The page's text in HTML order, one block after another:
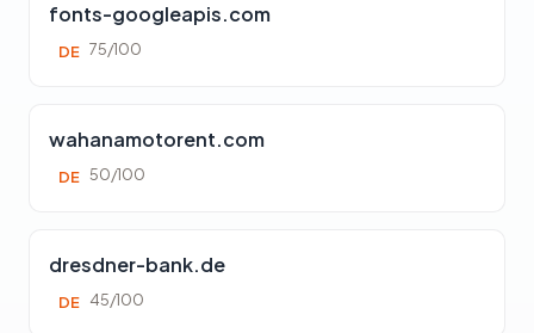
fonts-googleapis.com
DE 75/100
wahanamotorent.com
DE 50/100
dresdner-bank.de
DE 45/100